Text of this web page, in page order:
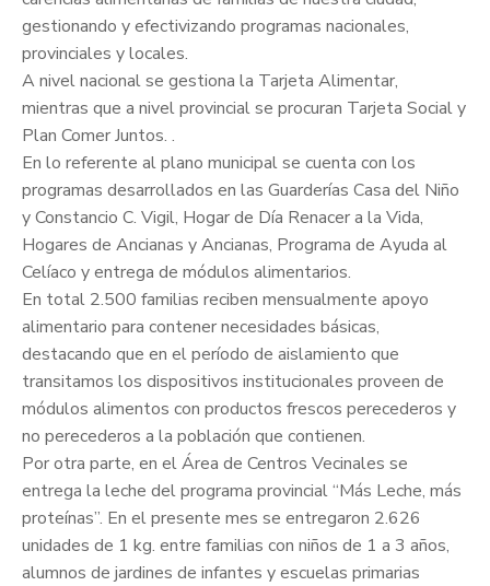
gestionando y efectivizando programas nacionales,
provinciales y locales.
A nivel nacional se gestiona la Tarjeta Alimentar,
mientras que a nivel provincial se procuran Tarjeta Social y
Plan Comer Juntos. .
En lo referente al plano municipal se cuenta con los
programas desarrollados en las Guarderías Casa del Niño
y Constancio C. Vigil, Hogar de Día Renacer a la Vida,
Hogares de Ancianas y Ancianas, Programa de Ayuda al
Celíaco y entrega de módulos alimentarios.
En total 2.500 familias reciben mensualmente apoyo
alimentario para contener necesidades básicas,
destacando que en el período de aislamiento que
transitamos los dispositivos institucionales proveen de
módulos alimentos con productos frescos perecederos y
no perecederos a la población que contienen.
Por otra parte, en el Área de Centros Vecinales se
entrega la leche del programa provincial “Más Leche, más
proteínas”. En el presente mes se entregaron 2.626
unidades de 1 kg. entre familias con niños de 1 a 3 años,
alumnos de jardines de infantes y escuelas primarias